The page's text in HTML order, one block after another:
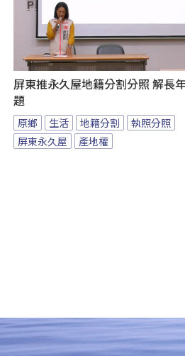
屏東推永久屋地籍分割分照 解長
題
原鄉 生活 地籍分割
執照分照
屏東永久屋
產地權